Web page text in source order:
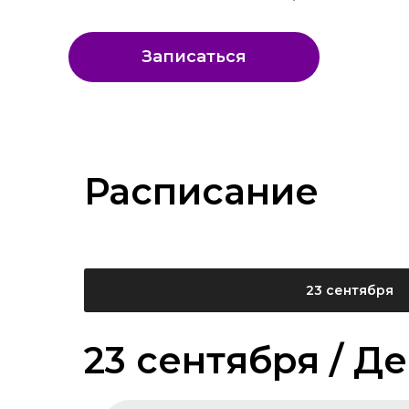
Записаться
Расписание
23 сентября
23 сентября /